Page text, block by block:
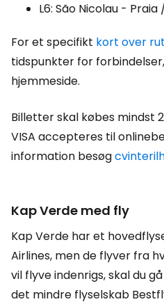
L6: São Nicolau -
For et specifikt kort over
tidspunkter for
hjemmeside.
Billetter skal købes mindst
VISA accepteres til
information besøg
Kap Verde med fly
Kap Verde har et
Airlines, men de flyver fra
vil flyve indenrigs, skal du
det mindre flyselskab